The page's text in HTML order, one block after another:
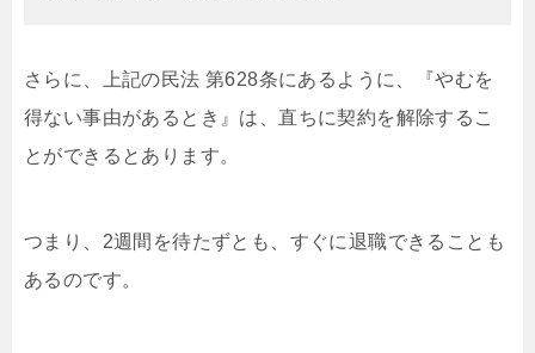
さらに、上記の民法 第628条にあるように、『やむを
得ない事由があるとき』は、直ちに契約を解除するこ
とができるとあります。
つまり、2週間を待たずとも、すぐに退職できることも
あるのです。